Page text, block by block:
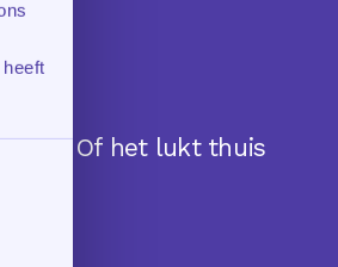
Of het lukt thuis